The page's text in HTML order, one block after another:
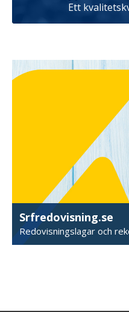
Ett
Srfredovisning.se
Redovisningslagar och